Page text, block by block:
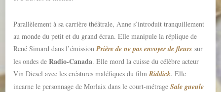
Parallèlement à sa carrière théâtrale, Anne s’introduit tranquillement
au monde du petit et du grand écran. Elle manipule la réplique de
René Simard dans l’émissionPrière de ne pas envoyer de fleurs sur
les ondes deRadio-Canada. Elle mord la cuisse du célèbre acteur
Vin Diesel avec les créatures maléfiques du filmRiddick. Elle
incarne le personnage de Morlaix dans le court-métrageSale gueule